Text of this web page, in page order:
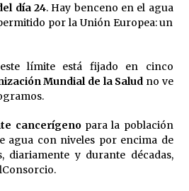
cortes de tráfico por la Feria de
del jueves 28 de abril al 8 de mayo
de 2022
casero de marihuana deja sin luz dos
256 familias en Sevilla
de 2022
de Abril de Sevilla será un 25% más
la crisis mundial
de 2022
día 24. Hay benceno en el agua
por la Unión Europea: un
este límite está fijado en cinco
Mundial de la Salud no ve
cancerígenopara la población
agua con niveles por encima de
diariamente y durante décadas,